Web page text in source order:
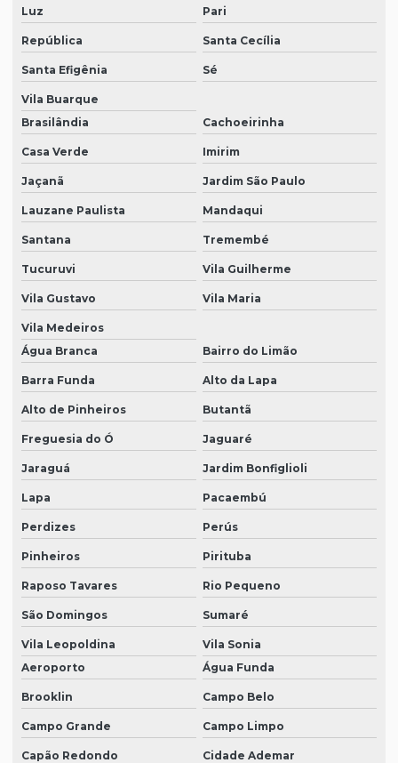
Equipamentos de segurança epi
Fornecedor de epi sp
Fornecedores de epi
Kit de epi
Loja de calçados epi
Loja de epi em sp
Loja de equipamentos epi
Luvas para limpeza em geral
Luvas de proteção individual
Máscara descartável proteção produtos químicos
Máscara de proteção descartável
óculos de proteção epi preço
Onde comprar bota epi
Onde comprar epi
Onde comprar epi para eletricista
Onde comprar luvas de proteção
Onde comprar óculos de proteção
Roupas de proteção epi
Vestimenta de proteção epi
Luz Pari
República Santa Cecília
Santa Efigênia Sé
Vila Buarque
Brasilândia
Cachoeirinha
Casa Verde Imirim
Jaçanã Jardim São Paulo
Lauzane Paulista Mandaqui
Santana Tremembé
Tucuruvi Vila Guilherme
Vila Gustavo Vila Maria
Vila Medeiros
Água Branca
Bairro do Limão
Barra Funda Alto da Lapa
Alto de Pinheiros Butantã
Freguesia do Ó Jaguaré
Jaraguá Jardim Bonfiglioli
Lapa Pacaembú
Perdizes Perús
Pinheiros Pirituba
Raposo Tavares Rio Pequeno
São Domingos Sumaré
Vila Leopoldina
Vila Sonia
Aeroporto
Água Funda
Brooklin Campo Belo
Campo Grande Campo Limpo
Capão Redondo Cidade Ademar